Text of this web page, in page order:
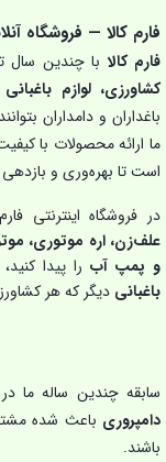
فارم کالا — فروشگاه
فارم کالا با چندین سال
کشاورزی، لوازم باغبانی
باغداران و دامداران
ما ارائه محصولات با
است تا بهره‌وری و بازدهی
در فروشگاه اینترنتی
علف‌زن، اره موتوری،
و پمپ آب را پیدا
باغبانی دیگر که هر
سابقه چندین ساله ما در
دامپروری باعث شده
باشند.